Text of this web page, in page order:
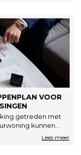
VOOR
getreden met
kunnen…